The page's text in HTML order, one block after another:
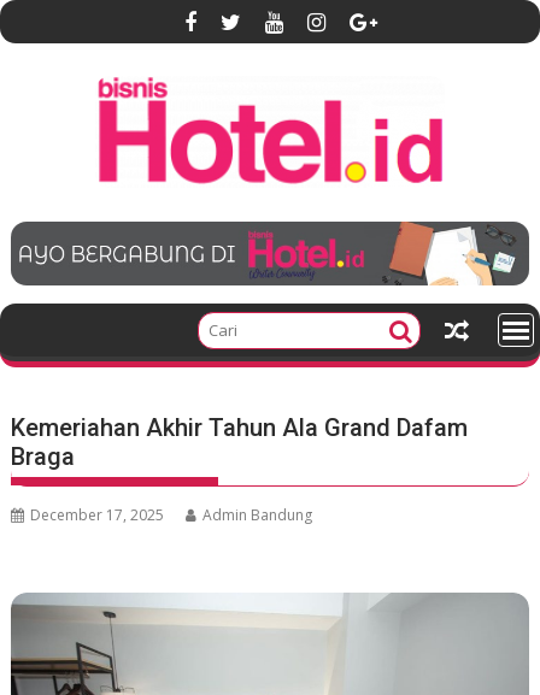
S
k
e
t
Kemeriahan Akhir Tahun Ala Grand Dafam
Braga
December 17, 2025 Admin Bandung